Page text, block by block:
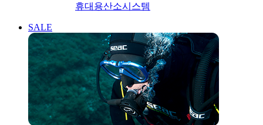
휴대용산소시스템
SALE